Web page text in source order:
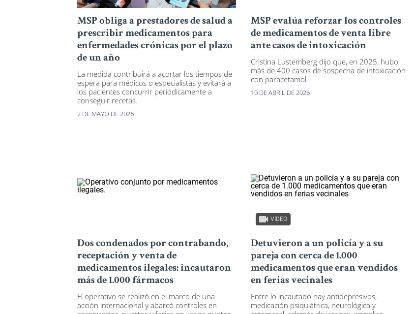
MSP obliga a prestadores de salud a
prescribir medicamentos para
enfermedades crónicas por el plazo
de un año
La medida contribuirá a acortar los tiempos de
espera para médicos o especialistas y evitará a
los pacientes concurrir periódicamente a
conseguir recetas.
2 DE MAYO DE 2026
MSP evalúa reforzar los controles
de medicamentos de venta libre
ante casos de intoxicación
Cristina Lustemberg dijo que, en 2025, hubo
más de 400 casos de sospecha de intoxicación
con paracetamol.
10 DE ABRIL DE 2026
Dos condenados por contrabando,
receptación y venta de
medicamentos ilegales: incautaron
más de 1.000 fármacos
El operativo se realizó en el marco de una
acción internacional y abarcó controles en
VIDEO
Detuvieron a un policía y a su
pareja con cerca de 1.000
medicamentos que eran vendidos
en ferias vecinales
Entre lo incautado hay antidepresivos,
medicación psiquiátrica, neurológica y